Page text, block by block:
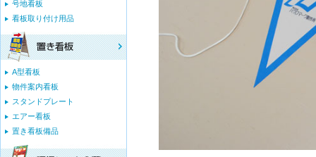
号地看板
看板取り付け用品
A型看板
物件案内看板
スタンドプレート
エアー看板
置き看板備品